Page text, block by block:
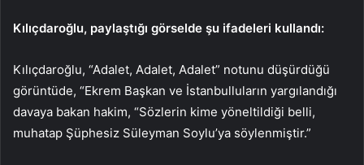
Kılıçdaroğlu, paylaştığı görselde şu ifadeleri kullandı:
Kılıçdaroğlu, “Adalet, Adalet, Adalet” notunu düşürdüğü
görüntüde, “Ekrem Başkan ve İstanbulluların yargılandığı
davaya bakan hakim, “Sözlerin kime yöneltildiği belli,
muhatap Şüphesiz Süleyman Soylu’ya söylenmiştir.”